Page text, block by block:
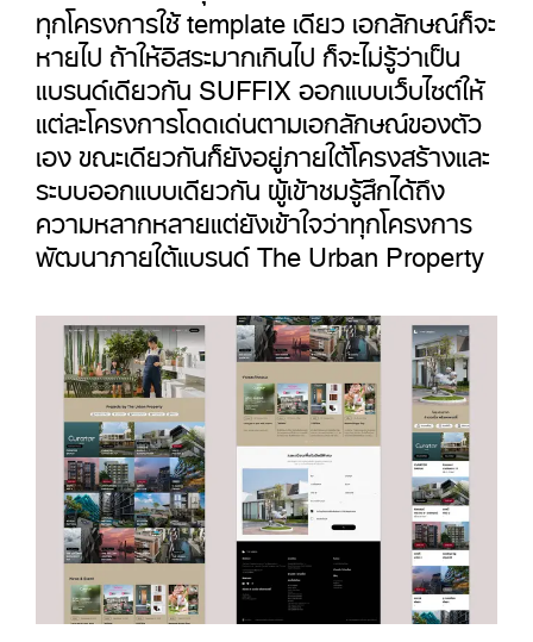
ทุกโครงการใช้ template เดียว เอกลักษณ์ก็จะ
หายไป ถ้าให้อิสระมากเกินไป ก็จะไม่รู้ว่าเป็น
แบรนด์เดียวกัน SUFFIX ออกแบบเว็บไซต์ให้
แต่ละโครงการโดดเด่นตามเอกลักษณ์ของตัว
เอง ขณะเดียวกันก็ยังอยู่ภายใต้โครงสร้างและ
ระบบออกแบบเดียวกัน ผู้เข้าชมรู้สึกได้ถึง
ความหลากหลายแต่ยังเข้าใจว่าทุกโครงการ
พัฒนาภายใต้แบรนด์ The Urban Property